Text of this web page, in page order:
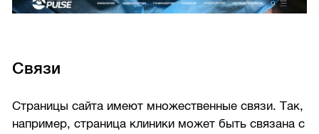
Связи
Страницы сайта имеют множественные связи. Так,
например, страница клиники может быть связана с